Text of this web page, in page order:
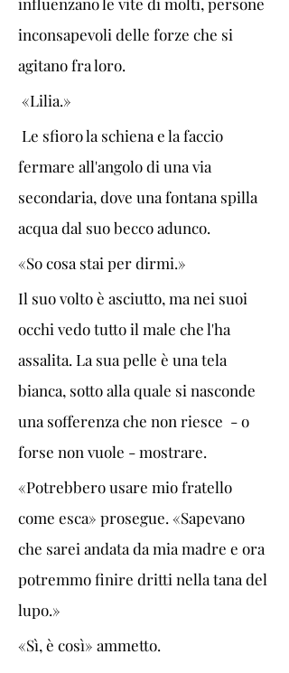
inconsapevoli delle forze che si
agitano fra loro.
«Lilia.»
Le sfioro la schiena e la faccio
fermare all'angolo di una via
secondaria, dove una fontana spilla
acqua dal suo becco adunco.
«So cosa stai per dirmi.»
Il suo volto è asciutto, ma nei suoi
occhi vedo tutto il male che l'ha
assalita. La sua pelle è una tela
bianca, sotto alla quale si nasconde
una sofferenza che non riesce  - o
forse non vuole - mostrare.
«Potrebbero usare mio fratello
come esca» prosegue. «Sapevano
che sarei andata da mia madre e ora
potremmo finire dritti nella tana del
lupo.»
«Sì, è così» ammetto.